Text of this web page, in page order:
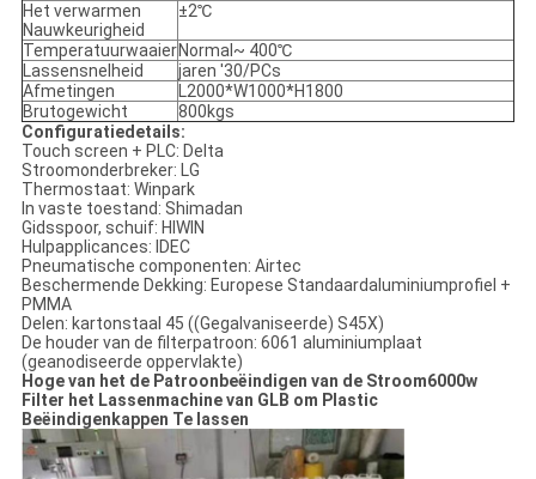
Het verwarmen
Nauwkeurigheid
±2℃
TemperatuurwaaierNormal~ 400℃
Lassensnelheid
jaren '30/PCs
Afmetingen
L2000*W1000*H1800
Brutogewicht
800kgs
Configuratiedetails:
Touch screen + PLC: Delta
Stroomonderbreker: LG
Thermostaat: Winpark
In vaste toestand: Shimadan
Gidsspoor, schuif: HIWIN
Hulpapplicances: IDEC
Pneumatische componenten: Airtec
Beschermende Dekking: Europese Standaardaluminiumprofiel +
PMMA
Delen: kartonstaal 45 ((Gegalvaniseerde) S45X)
De houder van de filterpatroon: 6061 aluminiumplaat
(geanodiseerde oppervlakte)
Hoge van het de Patroonbeëindigen van de Stroom6000w
Filter het Lassenmachine van GLB om Plastic
Beëindigenkappen Te lassen